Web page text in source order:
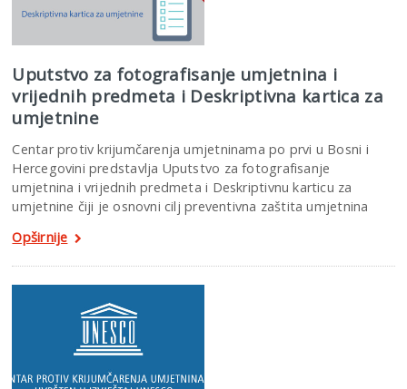
Uputstvo za fotografisanje umjetnina i
vrijednih predmeta i Deskriptivna kartica za
umjetnine
Centar protiv krijumčarenja umjetninama po prvi u Bosni i
Hercegovini predstavlja Uputstvo za fotografisanje
umjetnina i vrijednih predmeta i Deskriptivnu karticu za
umjetnine čiji je osnovni cilj preventivna zaštita umjetnina
Opširnije